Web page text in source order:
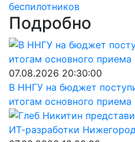
беспилотников
Подробно
07.08.2026 20:30:00
В ННГУ на бюджет
итогам основного приема